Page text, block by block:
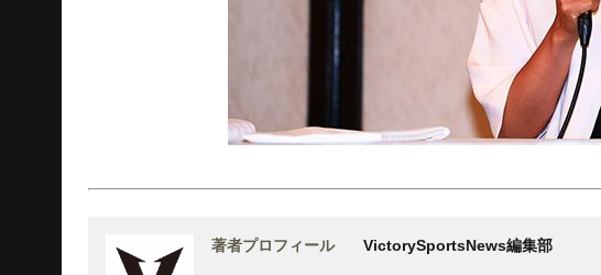
著者プロフィール VictorySportsNews編集部